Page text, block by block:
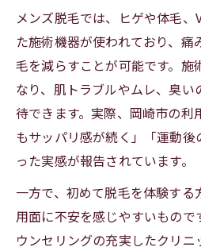
メンズ脱毛では、ヒゲや体毛、
た施術機器が使われており、痛
毛を減らすことが可能です。施
なり、肌トラブルやムレ、臭
待できます。実際、岡崎市の利
もサッパリ感が続く」「運動
った実感が報告されています。
一方で、初めて脱毛を体験す
用面に不安を感じやすいもので
ウンセリングの充実したクリ